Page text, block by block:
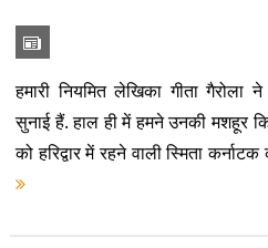
हमारी नियमित लेखिका गीता
सुनाई हैं. हाल ही में हमने उनकी मशहूर
को हरिद्वार में रहने वाली स्मिता